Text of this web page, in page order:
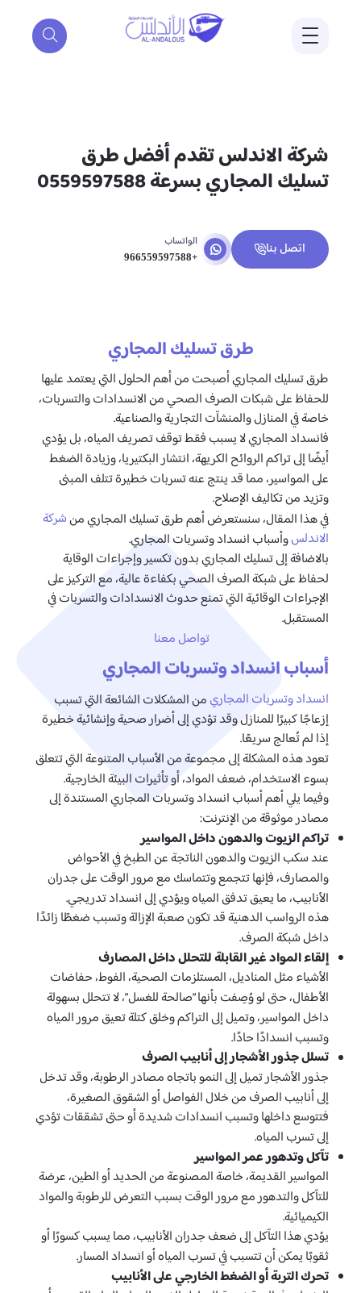
شركة الاندلس تقدم أفضل طرق
تسليك المجاري بسرعة 0559597588
اتصل بنا الواتساب
+966559597588
طرق تسليك المجاري
طرق تسليك المجاري أصبحت من أهم الحلول التي يعتمد عليها
للحفاظ على شبكات الصرف الصحي من الانسدادات والتسربات،
خاصة في المنازل والمنشآت التجارية والصناعية.
فانسداد المجاري لا يسبب فقط توقف تصريف المياه، بل يؤدي
أيضًا إلى تراكم الروائح الكريهة، انتشار البكتيريا، وزيادة الضغط
على المواسير، مما قد ينتج عنه تسربات خطيرة تتلف المبنى
وتزيد من تكاليف الإصلاح.
في هذا المقال، سنستعرض أهم طرق تسليك المجاري منشركة
الاندلسوأسباب انسداد وتسربات المجاري.
بالاضافة إلى تسليك المجاري بدون تكسير وإجراءات الوقاية
لحفاظ على شبكة الصرف الصحي بكفاءة عالية، مع التركيز على
الإجراءات الوقائية التي تمنع حدوث الانسدادات والتسربات في
المستقبل.
تواصل معنا
أسباب انسداد وتسربات المجاري
انسداد وتسربات المجاريمن المشكلات الشائعة التي تسبب
إزعاجًا كبيرًا للمنازل وقد تؤدي إلى أضرار صحية وإنشائية خطيرة
إذا لم تُعالج سريعًا.
تعود هذه المشكلة إلى مجموعة من الأسباب المتنوعة التي تتعلق
بسوء الاستخدام، ضعف المواد، أو تأثيرات البيئة الخارجية.
وفيما يلي أهم أسباب انسداد وتسربات المجاري المستندة إلى
مصادر موثوقة من الإنترنت:
تراكم الزيوت والدهون داخل المواسير
عند سكب الزيوت والدهون الناتجة عن الطبخ في الأحواض
والمصارف، فإنها تتجمع وتتماسك مع مرور الوقت على جدران
الأنابيب، ما يعيق تدفق المياه ويؤدي إلى انسداد تدريجي.
هذه الرواسب الدهنية قد تكون صعبة الإزالة وتسبب ضغطًا زائدًا
داخل شبكة الصرف.
إلقاء المواد غير القابلة للتحلل داخل المصارف
الأشياء مثل المناديل، المستلزمات الصحية، الفوط، حفاضات
الأطفال، حتى لو وُصِفت بأنها “صالحة للغسل”، لا تتحلل بسهولة
داخل المواسير، وتميل إلى التراكم وخلق كتلة تعيق مرور المياه
وتسبب انسدادًا حادًا.
تسلل جذور الأشجار إلى أنابيب الصرف
جذور الأشجار تميل إلى النمو باتجاه مصادر الرطوبة، وقد تدخل
إلى أنابيب الصرف من خلال الفواصل أو الشقوق الصغيرة،
فتتوسع داخلها وتسبب انسدادات شديدة أو حتى تشققات تؤدي
إلى تسرب المياه.
تآكل وتدهور عمر المواسير
المواسير القديمة، خاصة المصنوعة من الحديد أو الطين، عرضة
للتآكل والتدهور مع مرور الوقت بسبب التعرض للرطوبة والمواد
الكيميائية.
يؤدي هذا التآكل إلى ضعف جدران الأنابيب، مما يسبب كسورًا أو
ثقوبًا يمكن أن تتسبب في تسرب المياه أو انسداد المسار.
تحرك التربة أو الضغط الخارجي على الأنابيب